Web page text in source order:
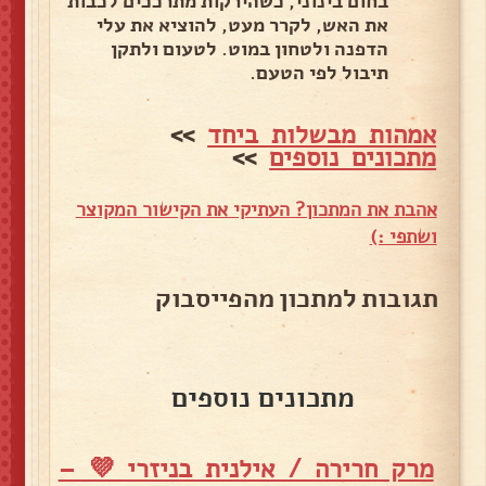
את האש, לקרר מעט, להוציא את עלי
הדפנה ולטחון במוט. לטעום ולתקן
תיבול לפי הטעם.
אמהות מבשלות ביחד >>
מתכונים נוספים>>
אהבת את המתכון? העתיקי את הקישור המקוצר
ושתפי :)
תגובות למתכון מהפייסבוק
מתכונים נוספים
מרק חרירה / אילנית בניזרי 💜 –